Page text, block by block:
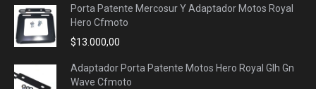
Porta Patente Mercosur Y Adaptador Motos Royal
Hero Cfmoto
$13.000,00
Adaptador Porta Patente Motos Hero Royal Glh Gn
Wave Cfmoto